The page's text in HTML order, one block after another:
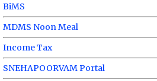
BiMS
MDMS Noon Meal
Income Tax
SNEHAPOORVAM Portal